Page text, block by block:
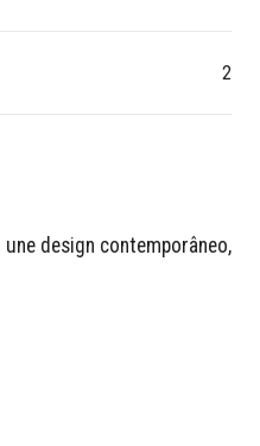
2
design contemporâneo,